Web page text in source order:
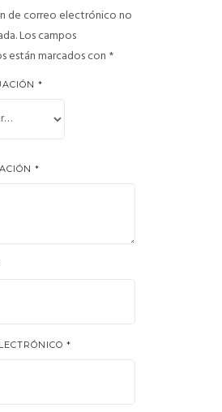
de correo electrónico no
Los campos
están marcados con *
*
*
*